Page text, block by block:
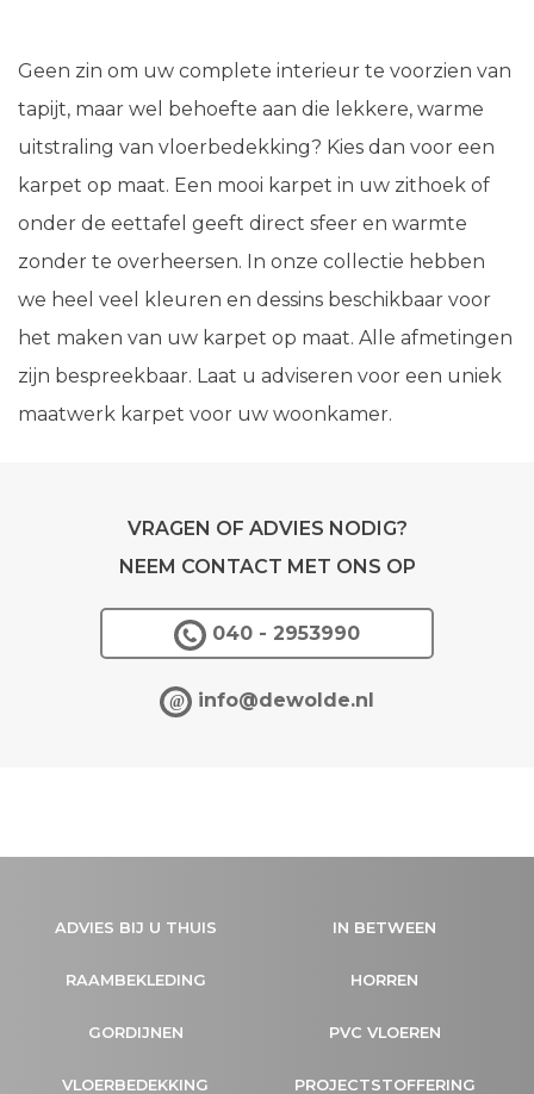
Geen zin om uw complete interieur te voorzien van
tapijt, maar wel behoefte aan die lekkere, warme
uitstraling van vloerbedekking? Kies dan voor een
karpet op maat. Een mooi karpet in uw zithoek of
onder de eettafel geeft direct sfeer en warmte
zonder te overheersen. In onze collectie hebben
we heel veel kleuren en dessins beschikbaar voor
het maken van uw karpet op maat. Alle afmetingen
zijn bespreekbaar. Laat u adviseren voor een uniek
maatwerk karpet voor uw woonkamer.
VRAGEN OF ADVIES NODIG?
NEEM CONTACT MET ONS OP
040 - 2953990
@ info@dewolde.nl
ADVIES BIJ U THUIS IN BETWEEN
RAAMBEKLEDING HORREN
GORDIJNEN PVC VLOEREN
VLOERBEDEKKING PROJECTSTOFFERING